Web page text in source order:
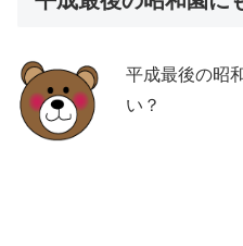
平成最後の昭
い？